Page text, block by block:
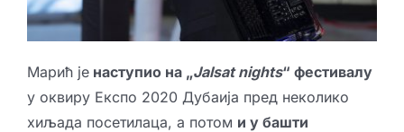
Марић јенаступио на „Jalsat nights“ фестивалу
у оквиру Експо 2020 Дубаија пред неколико
хиљада посетилаца, а потом и у башти